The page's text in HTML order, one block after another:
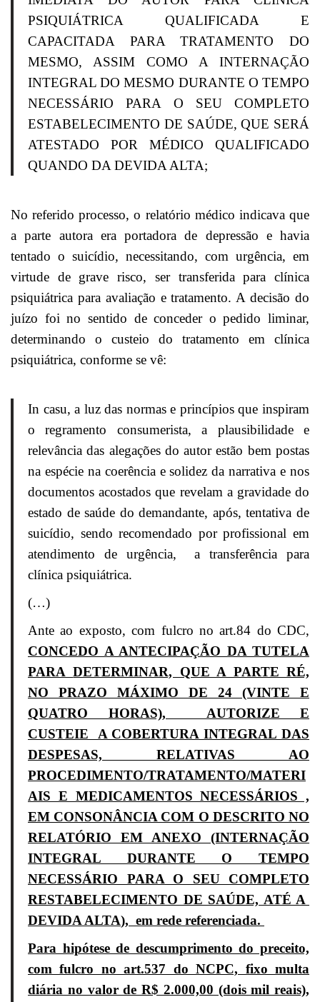
PSIQUIÁTRICA QUALIFICADA E
CAPACITADA PARA TRATAMENTO DO
MESMO, ASSIM COMO A INTERNAÇÃO
INTEGRAL DO MESMO DURANTE O TEMPO
NECESSÁRIO PARA O SEU COMPLETO
ESTABELECIMENTO DE SAÚDE, QUE SERÁ
ATESTADO POR MÉDICO QUALIFICADO
QUANDO DA DEVIDA ALTA;
No referido processo, o relatório médico indicava que
a parte autora era portadora de depressão e havia
tentado o suicídio, necessitando, com urgência, em
virtude de grave risco, ser transferida para clínica
psiquiátrica para avaliação e tratamento. A decisão do
juízo foi no sentido de conceder o pedido liminar,
determinando o custeio do tratamento em clínica
psiquiátrica, conforme se vê:
In casu, a luz das normas e princípios que inspiram
o regramento consumerista, a plausibilidade e
relevância das alegações do autor estão bem postas
na espécie na coerência e solidez da narrativa e nos
documentos acostados que revelam a gravidade do
estado de saúde do demandante, após, tentativa de
suicídio, sendo recomendado por profissional em
atendimento de urgência, a transferência para
clínica psiquiátrica.
(…)
Ante ao exposto, com fulcro no art.84 do CDC,
CONCEDO A ANTECIPAÇÃO DA TUTELA
PARADETERMINAR, QUE A PARTE RÉ,
NO PRAZO MÁXIMO DE 24 (VINTE E
QUATRO HORAS), AUTORIZE E
CUSTEIE A COBERTURA INTEGRAL DAS
DESPESAS, RELATIVAS AO
PROCEDIMENTO/TRATAMENTO/MATERI
AIS E MEDICAMENTOS NECESSÁRIOS ,
EM CONSONÂNCIA COM O DESCRITO NO
RELATÓRIO EM ANEXO (INTERNAÇÃO
INTEGRAL DURANTE O TEMPO
NECESSÁRIO PARA O SEU COMPLETO
RESTABELECIMENTO DE SAÚDE, ATÉ A
DEVIDA ALTA), em rede referenciada.
Para hipótese de descumprimento do preceito,
com fulcro no art.537 do NCPC, fixo multa
diária no valor de R$ 2.000,00 (dois mil reais),